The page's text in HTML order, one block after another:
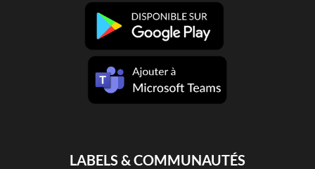
LABELS & COMMUNAUTÉS